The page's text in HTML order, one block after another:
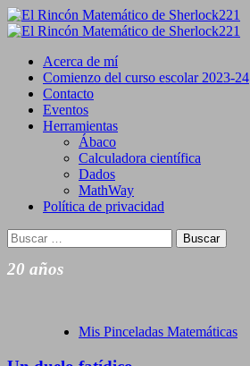
Saltar
al
Primary
Acerca de mí
Comienzo del curso escolar 2023-24
Contacto
Eventos
Herramientas
Ábaco
Calculadora científica
Dados
MathWay
Política de privacidad
Buscar:
20 años
Mis Pinceladas Matemáticas